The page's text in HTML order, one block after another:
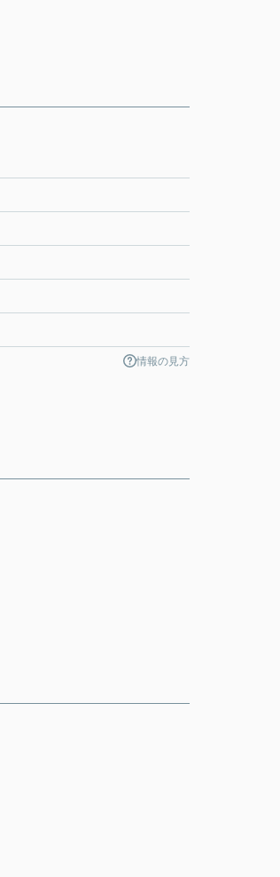
情報の見方